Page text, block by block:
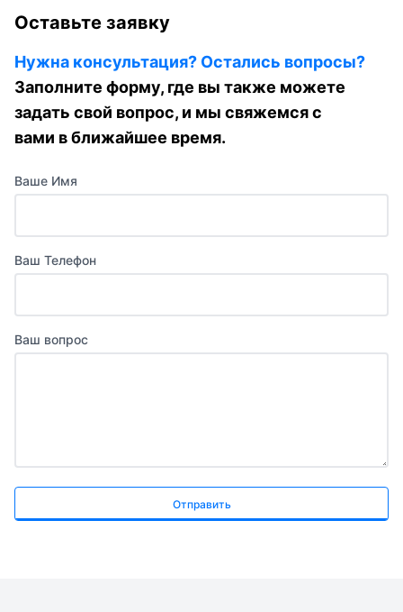
Оставьте заявку
Нужна консультация? Остались вопросы?
Заполните форму, где вы также можете
задать свой вопрос, и мы свяжемся с
вами в ближайшее время.
Ваше Имя
Ваш Телефон
Ваш вопрос
Отправить